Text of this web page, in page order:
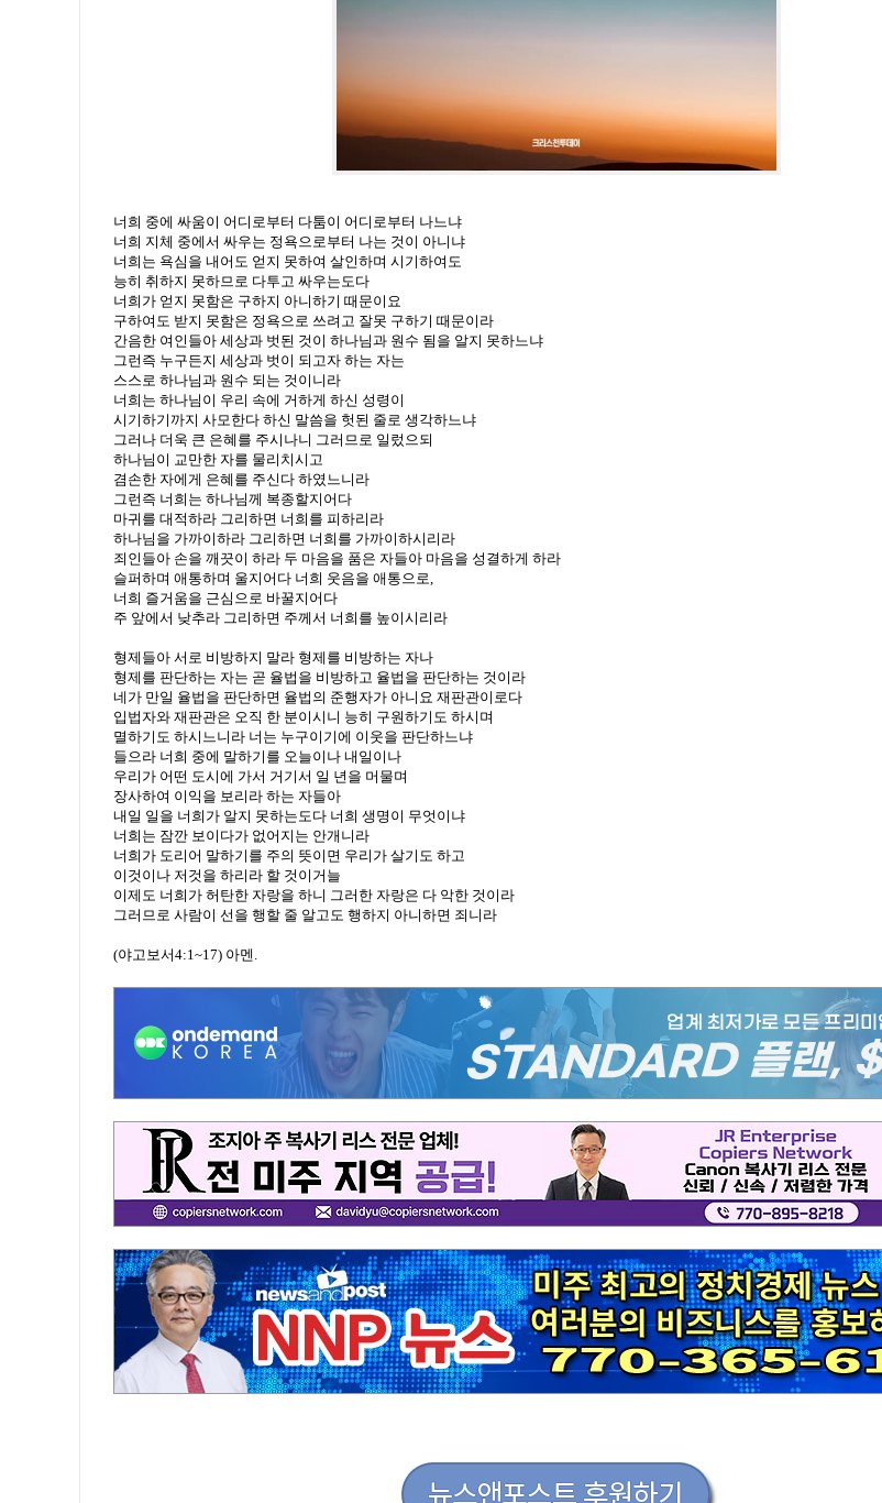
너희 중에 싸움이 어디로부터 다툼이 어디로부터 나느냐
너희 지체 중에서 싸우는 정욕으로부터 나는 것이 아니냐
너희는 욕심을 내어도 얻지 못하여 살인하며 시기하여도
능히 취하지 못하므로 다투고 싸우는도다
너희가 얻지 못함은 구하지 아니하기 때문이요
구하여도 받지 못함은 정욕으로 쓰려고 잘못 구하기 때문이라
간음한 여인들아 세상과 벗된 것이 하나님과 원수 됨을 알지 못하느냐
그런즉 누구든지 세상과 벗이 되고자 하는 자는
스스로 하나님과 원수 되는 것이니라
너희는 하나님이 우리 속에 거하게 하신 성령이
시기하기까지 사모한다 하신 말씀을 헛된 줄로 생각하느냐
그러나 더욱 큰 은혜를 주시나니 그러므로 일렀으되
하나님이 교만한 자를 물리치시고
겸손한 자에게 은혜를 주신다 하였느니라
그런즉 너희는 하나님께 복종할지어다
마귀를 대적하라 그리하면 너희를 피하리라
하나님을 가까이하라 그리하면 너희를 가까이하시리라
죄인들아 손을 깨끗이 하라 두 마음을 품은 자들아 마음을 성결하게 하라
슬퍼하며 애통하며 울지어다 너희 웃음을 애통으로,
너희 즐거움을 근심으로 바꿀지어다
주 앞에서 낮추라 그리하면 주께서 너희를 높이시리라
형제들아 서로 비방하지 말라 형제를 비방하는 자나
형제를 판단하는 자는 곧 율법을 비방하고 율법을 판단하는 것이라
네가 만일 율법을 판단하면 율법의 준행자가 아니요 재판관이로다
입법자와 재판관은 오직 한 분이시니 능히 구원하기도 하시며
멸하기도 하시느니라 너는 누구이기에 이웃을 판단하느냐
들으라 너희 중에 말하기를 오늘이나 내일이나
우리가 어떤 도시에 가서 거기서 일 년을 머물며
장사하여 이익을 보리라 하는 자들아
내일 일을 너희가 알지 못하는도다 너희 생명이 무엇이냐
너희는 잠깐 보이다가 없어지는 안개니라
너희가 도리어 말하기를 주의 뜻이면 우리가 살기도 하고
이것이나 저것을 하리라 할 것이거늘
이제도 너희가 허탄한 자랑을 하니 그러한 자랑은 다 악한 것이라
그러므로 사람이 선을 행할 줄 알고도 행하지 아니하면 죄니라
(야고보서4:1~17) 아멘.